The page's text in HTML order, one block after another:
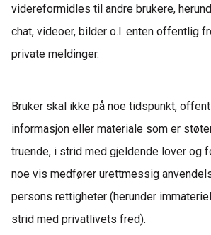
videreformidles til andre brukere,
chat, videoer, bilder o.l. enten offentlig
private meldinger.
Bruker skal ikke på noe tidspunkt,
informasjon eller materiale som er
truende, i strid med gjeldende lover og
noe vis medfører urettmessig
persons rettigheter (herunder
strid med privatlivets fred).